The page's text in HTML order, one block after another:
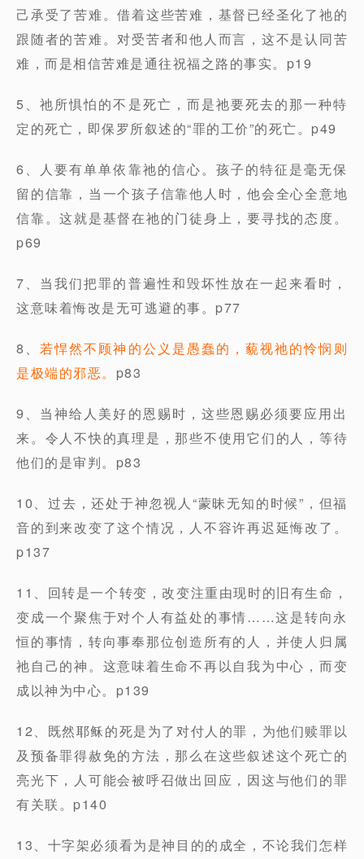
己承受了苦难。借着这些苦难，基督已经圣化了祂的
跟随者的苦难。对受苦者和他人而言，这不是认同苦
难，而是相信苦难是通往祝福之路的事实。p19
5、祂所惧怕的不是死亡，而是祂要死去的那一种特
定的死亡，即保罗所叙述的“罪的工价”的死亡。p49
6、人要有单单依靠祂的信心。孩子的特征是毫无保
留的信靠，当一个孩子信靠他人时，他会全心全意地
信靠。这就是基督在祂的门徒身上，要寻找的态度。
p69
7、当我们把罪的普遍性和毁坏性放在一起来看时，
这意味着悔改是无可逃避的事。p77
8、若悍然不顾神的公义是愚蠢的，藐视祂的怜悯则
是极端的邪恶。 p83
9、当神给人美好的恩赐时，这些恩赐必须要应用出
来。令人不快的真理是，那些不使用它们的人，等待
他们的是审判。p83
10、过去，还处于神忽视人“蒙昧无知的时候”，但福
音的到来改变了这个情况，人不容许再迟延悔改了。
p137
11、回转是一个转变，改变注重由现时的旧有生命，
变成一个聚焦于对个人有益处的事情……这是转向永
恒的事情，转向事奉那位创造所有的人，并使人归属
祂自己的神。这意味着生命不再以自我为中心，而变
成以神为中心。p139
12、既然耶稣的死是为了对付人的罪，为他们赎罪以
及预备罪得赦免的方法，那么在这些叙述这个死亡的
亮光下，人可能会被呼召做出回应，因这与他们的罪
有关联。p140
13、十字架必须看为是神目的的成全，不论我们怎样